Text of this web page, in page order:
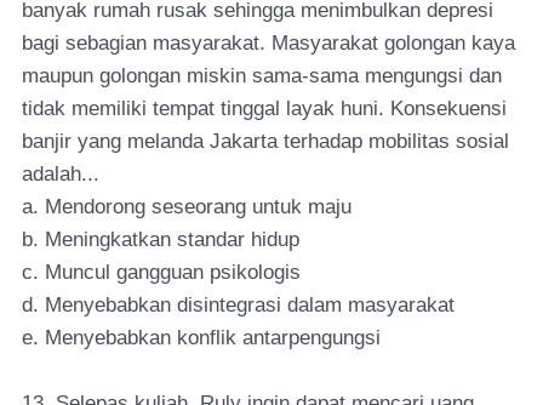
banyak rumah rusak sehingga menimbulkan depresi
bagi sebagian masyarakat. Masyarakat golongan kaya
maupun golongan miskin sama-sama mengungsi dan
tidak memiliki tempat tinggal layak huni. Konsekuensi
banjir yang melanda Jakarta terhadap mobilitas sosial
adalah...
a. Mendorong seseorang untuk maju
b. Meningkatkan standar hidup
c. Muncul gangguan psikologis
d. Menyebabkan disintegrasi dalam masyarakat
e. Menyebabkan konflik antarpengungsi